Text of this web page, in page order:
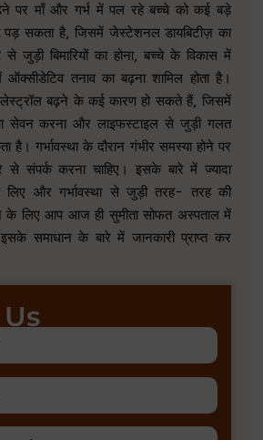
पर माँ और गर्भ में पल रहे बच्चे को कई बड़े
पड़ सकता है, जिसमें जेस्टेशनल डायबिटीज़ का
जुड़ी बिमारियों का होना, बच्चे के विकास में
तनाव का बढ़ना शामिल होता है।
बढ़ने के कई कारण हो सकते हैं, जिसमें
सेवन करना और लाइफस्टाइल से जुड़ी गलत
है। गर्भावस्था के दौरान गंभीर समस्या होने पर
संपर्क करना चाहिए। इसके बारे में ज्यादा
लिए और गर्भावस्था से जुड़ी तरह- तरह की
के लिए आप आज ही सुमीता सोफत अस्पताल में
समाधान के बारे में जानकारी प्राप्त कर